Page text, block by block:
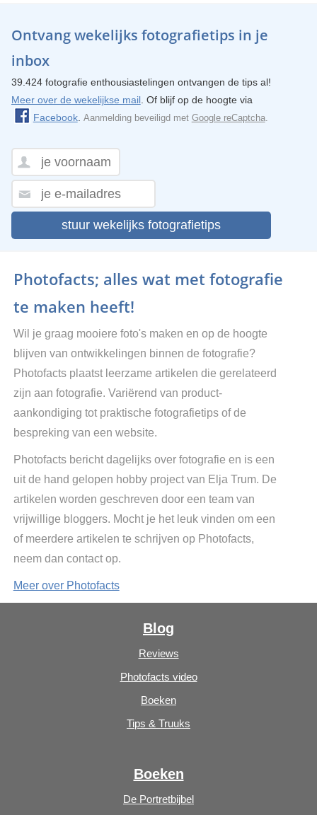
Ontvang wekelijks fotografietips in je
inbox
39.424 fotografie enthousiastelingen ontvangen de tips al!
Meer over de wekelijkse mail. Of blijf op de hoogte via
Facebook. Aanmelding beveiligd met Google reCaptcha.
stuur wekelijks fotografietips
Photofacts; alles wat met fotografie
te maken heeft!
Wil je graag mooiere foto's maken en op de hoogte
blijven van ontwikkelingen binnen de fotografie?
Photofacts plaatst leerzame artikelen die gerelateerd
zijn aan fotografie. Variërend van product-
aankondiging tot praktische fotografietips of de
bespreking van een website.
Photofacts bericht dagelijks over fotografie en is een
uit de hand gelopen hobby project van Elja Trum. De
artikelen worden geschreven door een team van
vrijwillige bloggers. Mocht je het leuk vinden om een
of meerdere artikelen te schrijven op Photofacts,
neem dan contact op.
Meer over Photofacts
Blog
Reviews
Photofacts video
Boeken
Tips & Truuks
Boeken
De Portretbijbel